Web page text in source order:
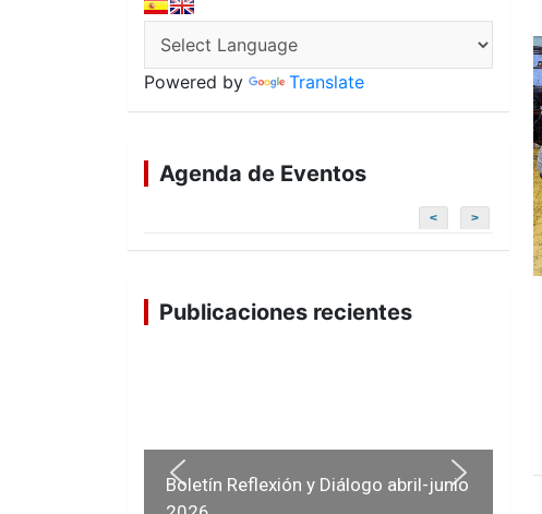
Powered by Translate
Agenda de Eventos
< >
Publicaciones recientes
Boletín Reflexión y Diálogo abril-junio